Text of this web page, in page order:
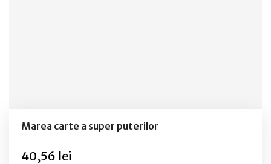
Marea carte a super puterilor
40,56 lei